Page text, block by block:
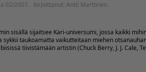
02/2007. Kirjoittanut: Antti Marttinen.
sisällä sijaitsee Kari-universumi, jossa kaikki
taukoamatta vaikutteitaan miehen
tiivistämään artistin (Chuck Berry, J. J. Cale,